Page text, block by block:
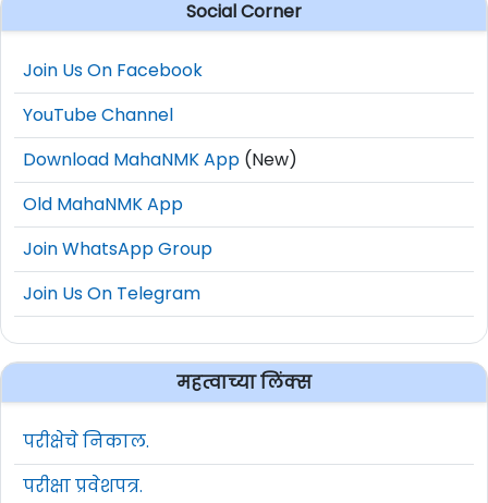
Social Corner
Join Us On Facebook
YouTube Channel
Download MahaNMK App (New)
Old MahaNMK App
Join WhatsApp Group
Join Us On Telegram
महत्वाच्या लिंक्स
परीक्षेचे निकाल.
परीक्षा प्रवेशपत्र.